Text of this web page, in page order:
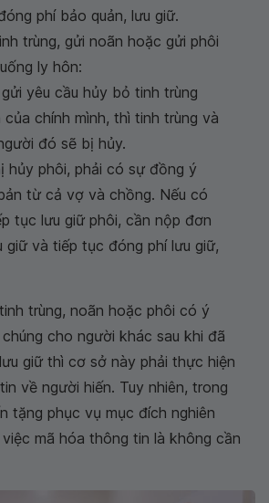
phí bảo quản, lưu giữ.
trùng, gửi noãn hoặc gửi phôi
ly hôn:
yêu cầu hủy bỏ tinh trùng
chính mình, thì tinh trùng và
đó sẽ bị hủy.
hủy phôi, phải có sự đồng ý
từ cả vợ và chồng. Nếu có
tục lưu giữ phôi, cần nộp đơn
giữ và tiếp tục đóng phí lưu giữ,
trùng, noãn hoặc phôi có ý
cho người khác sau khi đã
giữ thì cơ sở này phải thực hiện
về người hiến. Tuy nhiên, trong
tặng phục vụ mục đích nghiên
mã hóa thông tin là không cần